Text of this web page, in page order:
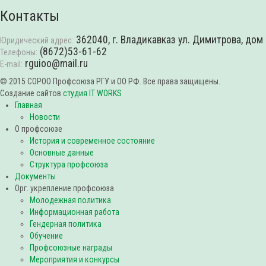
Контакты
Юридический адрес: 362040, г. Владикавказ ул. Димитрова, дом
Телефоны: (8672)53-61-62
E-mail: rguioo@mail.ru
© 2015 СОРОО Профсоюза РГУ и ОО РФ. Все права защищены.
Создание сайтов студия IT WORKS
Главная
Новости
О профсоюзе
История и современное состояние
Основные данные
Структура профсоюза
Документы
Орг. укрепление профсоюза
Молодежная политика
Информационная работа
Гендерная политика
Обучение
Профсоюзные награды
Мероприятия и конкурсы